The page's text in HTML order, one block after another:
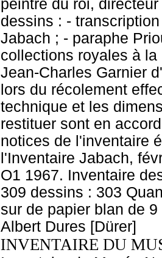
peintre du roi,
dessins : -
Jabach ; - paraphe
collections royales à
Jean-Charles Garnier
lors du récolement
technique et les
restituer sont en
notices de l'inventaire
l'Inventaire Jabach,
O1 1967. Inventaire
309 dessins : 303
sur de papier blan de
Albert Dures [Dürer]
INVENTAIRE DU